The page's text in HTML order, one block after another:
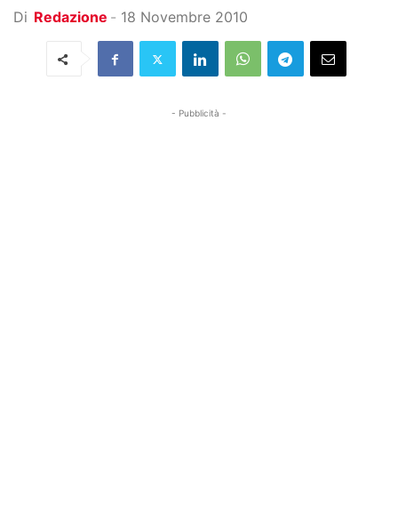
Di Redazione - 18 Novembre 2010
- Pubblicità -